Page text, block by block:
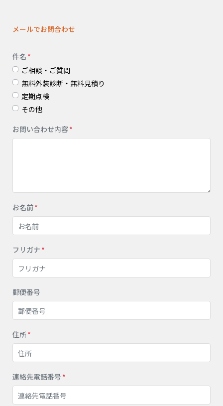
メールでお問合わせ
件名
ご相談・ご質問
無料外装診断・無料見積り
定期点検
その他
お問い合わせ内容
お名前
フリガナ
郵便番号
住所
連絡先電話番号